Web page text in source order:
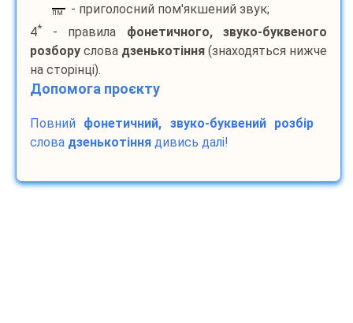
пм
- приголосний пом'якшений звук;
4* - правила фонетичного, звуко-буквеного
розбору слова дзенькотіння (знаходяться нижче
на сторінці).
Допомога проєкту
Повний фонетичний, звуко-буквений розбір
слова дзенькотіння дивись далі!